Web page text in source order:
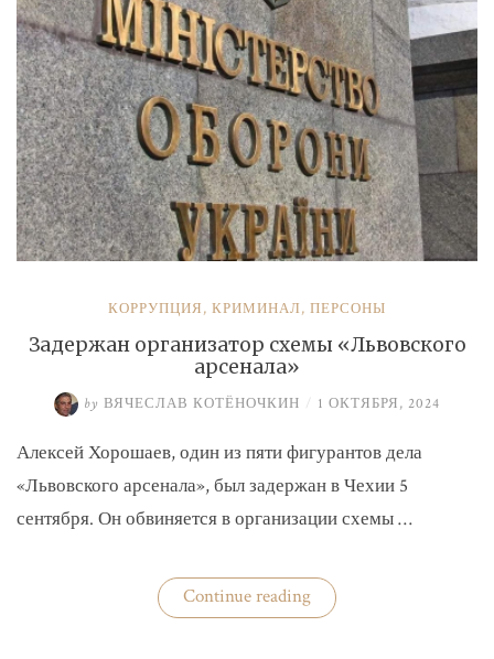
КОРРУПЦИЯ, КРИМИНАЛ, ПЕРСОНЫ
Задержан организатор схемы «Львовского
арсенала»
by ВЯЧЕСЛАВ КОТЁНОЧКИН / 1 ОКТЯБРЯ, 2024
Алексей Хорошаев, один из пяти фигурантов дела
«Львовского арсенала», был задержан в Чехии 5
сентября. Он обвиняется в организации схемы …
Continue reading«Задержан
организатор